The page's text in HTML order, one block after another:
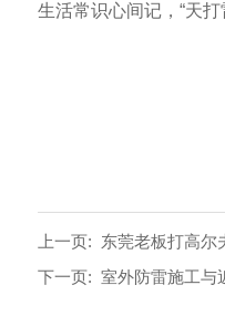
生活常识心间记，“天
上一页: 东莞老板打高尔
下一页: 室外防雷施工与